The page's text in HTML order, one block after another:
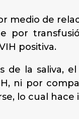
medio de
por
positiva.
de la saliva,
ni por
lo cual hace